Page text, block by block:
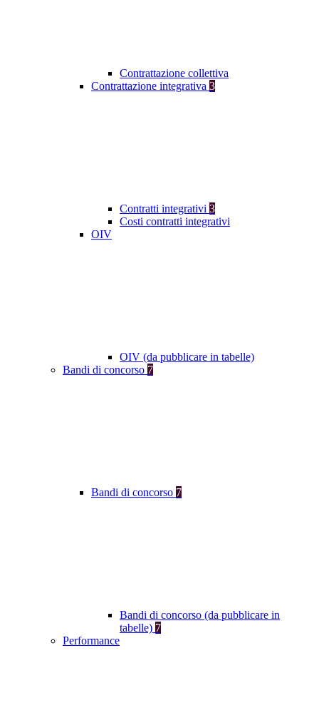
Contrattazione collettiva
Contrattazione integrativa 3
Contratti integrativi 3
Costi contratti integrativi
OIV
OIV (da pubblicare in tabelle)
Bandi di concorso 7
Bandi di concorso 7
Bandi di concorso (da pubblicare in
tabelle) 7
Performance